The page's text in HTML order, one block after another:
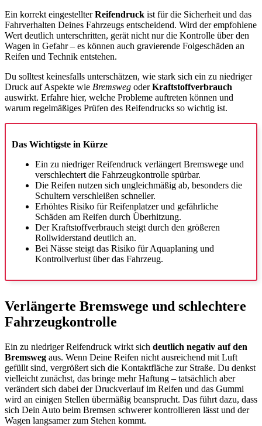
Ein korrekt eingestellterReifendruck ist für die Sicherheit und das
Fahrverhalten Deines Fahrzeugs entscheidend. Wird der empfohlene
Wert deutlich unterschritten, gerät nicht nur die Kontrolle über den
Wagen in Gefahr – es können auch gravierende Folgeschäden an
Reifen und Technik entstehen.
Du solltest keinesfalls unterschätzen, wie stark sich ein zu niedriger
Druck auf Aspekte wie Bremsweg oderKraftstoffverbrauch
auswirkt. Erfahre hier, welche Probleme auftreten können und
warum regelmäßiges Prüfen des Reifendrucks so wichtig ist.
Das Wichtigste in Kürze
Ein zu niedriger Reifendruck verlängert Bremswege und
verschlechtert die Fahrzeugkontrolle spürbar.
Die Reifen nutzen sich ungleichmäßig ab, besonders die
Schultern verschleißen schneller.
Erhöhtes Risiko für Reifenplatzer und gefährliche
Schäden am Reifen durch Überhitzung.
Der Kraftstoffverbrauch steigt durch den größeren
Rollwiderstand deutlich an.
Bei Nässe steigt das Risiko für Aquaplaning und
Kontrollverlust über das Fahrzeug.
Verlängerte Bremswege und schlechtere
Fahrzeugkontrolle
Ein zu niedriger Reifendruck wirkt sich deutlich negativ auf den
Bremsweg aus. Wenn Deine Reifen nicht ausreichend mit Luft
gefüllt sind, vergrößert sich die Kontaktfläche zur Straße. Du denkst
vielleicht zunächst, das bringe mehr Haftung – tatsächlich aber
verändert sich dabei der Druckverlauf im Reifen und das Gummi
wird an einigen Stellen übermäßig beansprucht. Das führt dazu, dass
sich Dein Auto beim Bremsen schwerer kontrollieren lässt und der
Wagen langsamer zum Stehen kommt.